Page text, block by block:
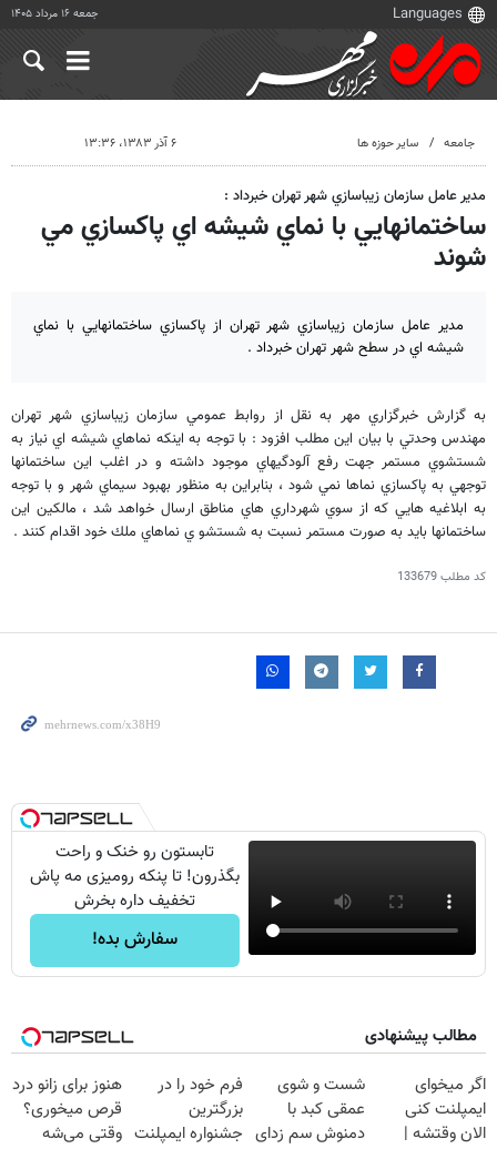
جمعه ۱۶ مرداد ۱۴۰۵
جامعه سایر حوزه ها ۶ آذر ۱۳۸۳، ۱۳:۳۶
مدير عامل سازمان زيباسازي شهر تهران خبرداد :
ساختمانهايي با نماي شيشه اي پاكسازي مي
شوند
مدير عامل سازمان زيباسازي شهر تهران از پاكسازي ساختمانهايي با نماي
شيشه اي در سطح شهر تهران خبرداد .
به گزارش خبرگزاري مهر به نقل از روابط عمومي سازمان زيباسازي شهر تهران
مهندس وحدتي با بيان اين مطلب افزود : با توجه به اينكه نماهاي شيشه اي نياز به
شستشوي مستمر جهت رفع آلودگيهاي موجود داشته و در اغلب اين ساختمانها
توجهي به پاكسازي نماها نمي شود ، بنابراين به منظور بهبود سيماي شهر و با توجه
به ابلاغيه هايي كه از سوي شهرداري هاي مناطق ارسال خواهد شد ، مالكين اين
ساختمانها بايد به صورت مستمر نسبت به شستشو ي نماهاي ملك خود اقدام كنند .
کد مطلب133679
تابستون رو خنک و راحت
بگذرون! تا پنکه رومیزی مه پاش
تخفیف داره بخرش
سفارش بده!
مطالب پیشنهادی
اگر میخوای
ایمپلنت کنی
الان وقتشه |
شست و شوی
عمقی کبد با
دمنوش سم زدای
فرم خود را در
بزرگترین
جشنواره ایمپلنت
هنوز برای زانو درد
قرص میخوری؟
وقتی می‌شه